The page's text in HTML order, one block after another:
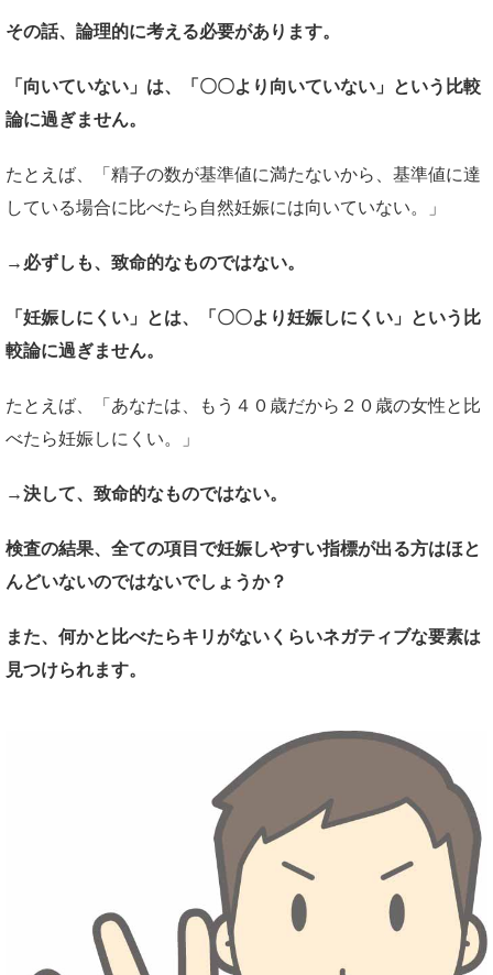
その話、論理的に考える必要があります。
「向いていない」は、「〇〇より向いていない」という比較
論に過ぎません。
たとえば、「精子の数が基準値に満たないから、基準値に達
している場合に比べたら自然妊娠には向いていない。」
→必ずしも、致命的なものではない。
「妊娠しにくい」とは、「〇〇より妊娠しにくい」という比
較論に過ぎません。
たとえば、「あなたは、もう４０歳だから２０歳の女性と比
べたら妊娠しにくい。」
→決して、致命的なものではない。
検査の結果、全ての項目で妊娠しやすい指標が出る方はほと
んどいないのではないでしょうか？
また、何かと比べたらキリがないくらいネガティブな要素は
見つけられます。